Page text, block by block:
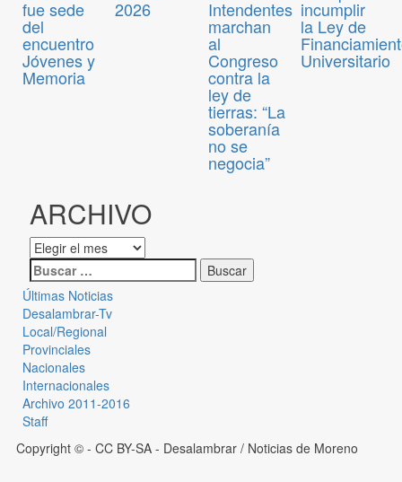
fue sede
del
encuentro
Jóvenes y
Memoria
2026 Intendentes
marchan
al
Congreso
contra la
ley de
tierras: “La
soberanía
no se
negocia”
incumplir
la Ley de
Universitario
ARCHIVO
Últimas Noticias
Desalambrar-Tv
Local/Regional
Provinciales
Nacionales
Internacionales
Archivo 2011-2016
Staff
Copyright © - CC BY-SA - Desalambrar / Noticias de Moreno